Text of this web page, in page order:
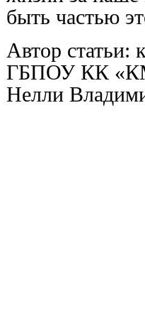
быть частью
Автор статьи:
ГБПОУ КК
Нелли